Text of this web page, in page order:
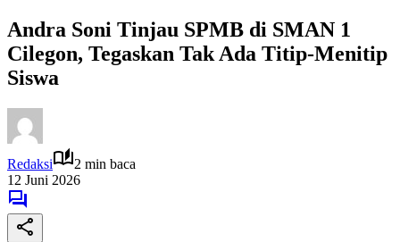
Andra Soni Tinjau SPMB di SMAN 1
Cilegon, Tegaskan Tak Ada Titip-Menitip
Siswa
Redaksi
2 min baca
12 Juni 2026